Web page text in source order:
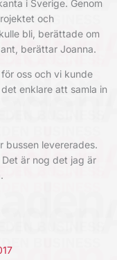
i Sverige. Genom
och
bli, berättade om
berättar Joanna.
oss och vi kunde
enklare att samla in
bussen levererades.
är nog det jag är